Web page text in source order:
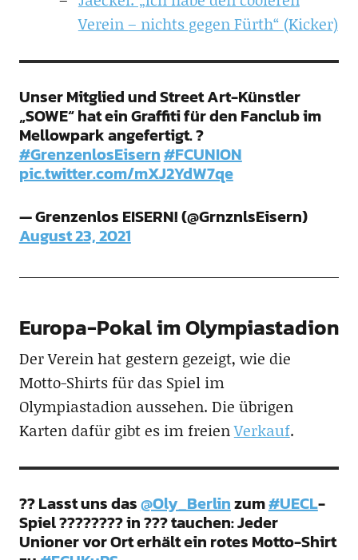
Verein – nichts gegen Fürth“ (Kicker)
Unser Mitglied und Street Art-Künstler
„SOWE“ hat ein Graffiti für den Fanclub im
Mellowpark angefertigt. ?
#GrenzenlosEisern#FCUNION
pic.twitter.com/mXJ2YdW7qe
— Grenzenlos EISERN! (@GrnznlsEisern)
August 23, 2021
Europa-Pokal im Olympiastadion
Der Verein hat gestern gezeigt, wie die
Motto-Shirts für das Spiel im
Olympiastadion aussehen. Die übrigen
Karten dafür gibt es im freienVerkauf.
?? Lasst uns das@Oly_Berlinzum#UECL-
Spiel ???????? in ??? tauchen: Jeder
Unioner vor Ort erhält ein rotes Motto-Shirt